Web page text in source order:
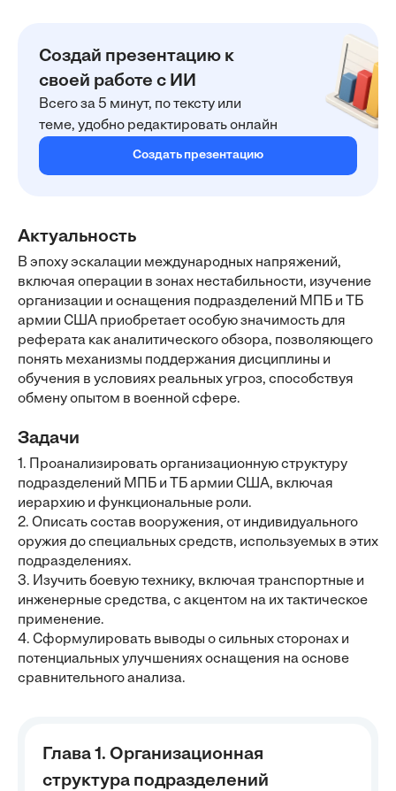
Создай презентацию к
своей работе с ИИ
Всего за 5 минут, по тексту или
теме, удобно редактировать онлайн
Создать презентацию
Актуальность
В эпоху эскалации международных напряжений,
включая операции в зонах нестабильности, изучение
организации и оснащения подразделений МПБ и ТБ
армии США приобретает особую значимость для
реферата как аналитического обзора, позволяющего
понять механизмы поддержания дисциплины и
обучения в условиях реальных угроз, способствуя
обмену опытом в военной сфере.
Задачи
1. Проанализировать организационную структуру
подразделений МПБ и ТБ армии США, включая
иерархию и функциональные роли.
2. Описать состав вооружения, от индивидуального
оружия до специальных средств, используемых в этих
подразделениях.
3. Изучить боевую технику, включая транспортные и
инженерные средства, с акцентом на их тактическое
применение.
4. Сформулировать выводы о сильных сторонах и
потенциальных улучшениях оснащения на основе
сравнительного анализа.
Глава 1. Организационная
структура подразделений